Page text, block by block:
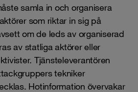
samla in och organisera
som riktar in sig på
om de leds av organiserad
av statliga aktörer eller
Tjänsteleverantören
tekniker
Hotinformation övervakar